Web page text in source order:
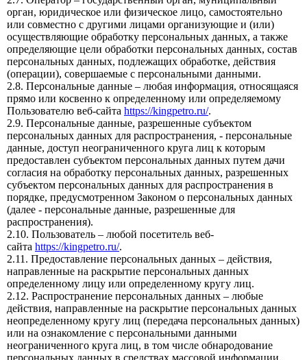
орган, юридическое или физическое лицо, самостоятельно
или совместно с другими лицами организующие и (или)
осуществляющие обработку персональных данных, а также
определяющие цели обработки персональных данных, состав
персональных данных, подлежащих обработке, действия
(операции), совершаемые с персональными данными.
2.8. Персональные данные – любая информация, относящаяся
прямо или косвенно к определенному или определяемому
Пользователю веб-сайта https://kingpetro.ru/.
2.9. Персональные данные, разрешенные субъектом
персональных данных для распространения, - персональные
данные, доступ неограниченного круга лиц к которым
предоставлен субъектом персональных данных путем дачи
согласия на обработку персональных данных, разрешенных
субъектом персональных данных для распространения в
порядке, предусмотренном Законом о персональных данных
(далее - персональные данные, разрешенные для
распространения).
2.10. Пользователь – любой посетитель веб-
сайта https://kingpetro.ru/.
2.11. Предоставление персональных данных – действия,
направленные на раскрытие персональных данных
определенному лицу или определенному кругу лиц.
2.12. Распространение персональных данных – любые
действия, направленные на раскрытие персональных данных
неопределенному кругу лиц (передача персональных данных)
или на ознакомление с персональными данными
неограниченного круга лиц, в том числе обнародование
персональных данных в средствах массовой информации,